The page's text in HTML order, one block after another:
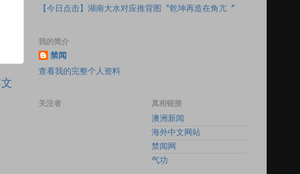
【今日点击】湖南大水对应推背图〝乾坤再造在角亢〞
我的简介
禁闻
查看我的完整个人资料
关注者
真相链接
澳洲新闻
海外中文网站
禁闻网
气功